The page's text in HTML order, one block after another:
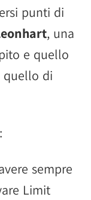
punti di
, una
e quello
quello di
sempre
Limit